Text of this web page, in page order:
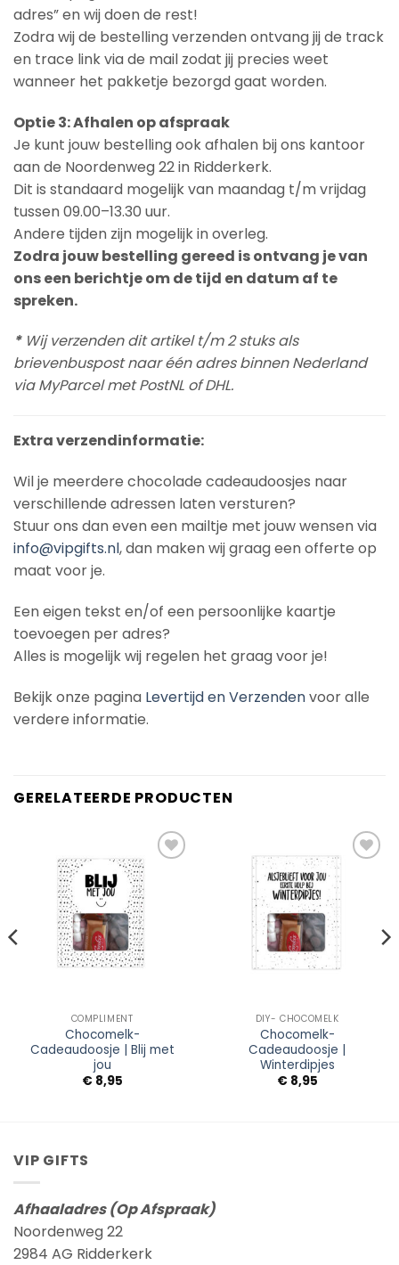
adres” en wij doen de rest!
Zodra wij de bestelling verzenden ontvang jij de track
en trace link via de mail zodat jij precies weet
wanneer het pakketje bezorgd gaat worden.
Optie 3: Afhalen op afspraak
Je kunt jouw bestelling ook afhalen bij ons kantoor
aan de Noordenweg 22 in Ridderkerk.
Dit is standaard mogelijk van maandag t/m vrijdag
tussen 09.00–13.30 uur.
Andere tijden zijn mogelijk in overleg.
Zodra jouw bestelling gereed is ontvang je van
ons een berichtje om de tijd en datum af te
spreken.
* Wij verzenden dit artikel t/m 2 stuks als
brievenbuspost naar één adres binnen Nederland
via MyParcel met PostNL of DHL.
Extra verzendinformatie:
Wil je meerdere chocolade cadeaudoosjes naar
verschillende adressen laten versturen?
Stuur ons dan even een mailtje met jouw wensen via
info@vipgifts.nl, dan maken wij graag een offerte op
maat voor je.
Een eigen tekst en/of een persoonlijke kaartje
toevoegen per adres?
Alles is mogelijk wij regelen het graag voor je!
Bekijk onze pagina Levertijd en Verzendenvoor alle
verdere informatie.
GERELATEERDE PRODUCTEN
Wishlist
COMPLIMENT
Chocomelk-
Cadeaudoosje | Blij met
jou
€8,95
Wishlist
DIY- CHOCOMELK
Chocomelk-
Cadeaudoosje |
Winterdipjes
€8,95
VIP GIFTS
Afhaaladres (Op Afspraak)
Noordenweg 22
2984 AG Ridderkerk